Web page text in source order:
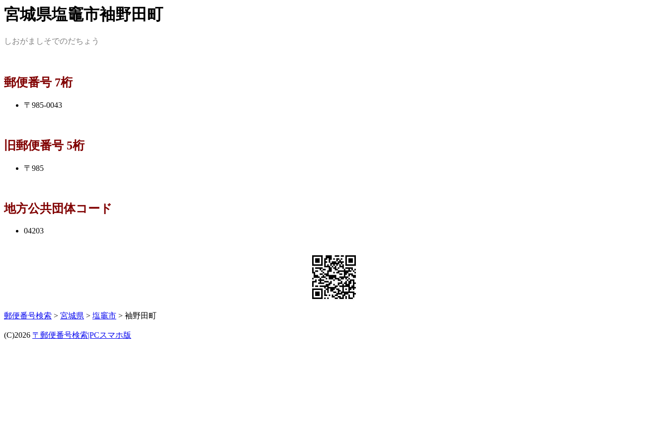
宮城県塩竈市袖野田町
しおがましそでのだちょう
郵便番号 7桁
〒985-0043
旧郵便番号 5桁
〒985
地方公共団体コード
04203
郵便番号検索 > 宮城県 > 塩竈市 > 袖野田町
(C)2026 〒郵便番号検索|PCスマホ版